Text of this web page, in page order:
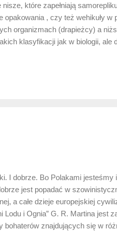
które zapełniają
, czy też wehikuły w
organizmach (drapieżcy) a
klasyfikacji jak w biologii, ale
które motały ciemne
I dobrze. Bo Polakami jesteśmy
jest popadać w
a całe dzieje europejskiej
i Ognia” G. R. Martina jest
znajdujących się w